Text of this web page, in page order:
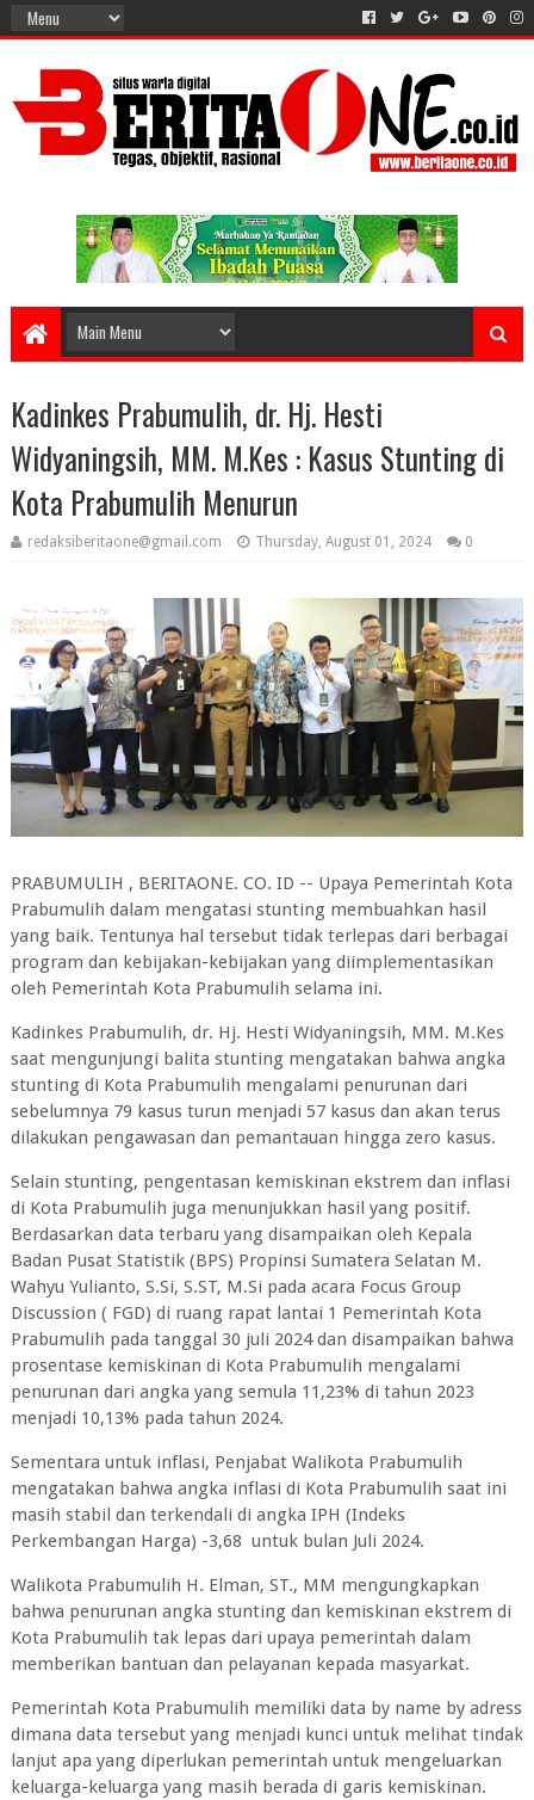
Kadinkes Prabumulih, dr. Hj. Hesti
Widyaningsih, MM. M.Kes : Kasus Stunting di
Kota Prabumulih Menurun
redaksiberitaone@gmail.com Thursday, August 01, 2024 0
PRABUMULIH , BERITAONE. CO. ID -- Upaya Pemerintah Kota
Prabumulih dalam mengatasi stunting membuahkan hasil
yang baik. Tentunya hal tersebut tidak terlepas dari berbagai
program dan kebijakan-kebijakan yang diimplementasikan
oleh Pemerintah Kota Prabumulih selama ini.
Kadinkes Prabumulih, dr. Hj. Hesti Widyaningsih, MM. M.Kes
saat mengunjungi balita stunting mengatakan bahwa angka
stunting di Kota Prabumulih mengalami penurunan dari
sebelumnya 79 kasus turun menjadi 57 kasus dan akan terus
dilakukan pengawasan dan pemantauan hingga zero kasus.
Selain stunting, pengentasan kemiskinan ekstrem dan inflasi
di Kota Prabumulih juga menunjukkan hasil yang positif.
Berdasarkan data terbaru yang disampaikan oleh Kepala
Badan Pusat Statistik (BPS) Propinsi Sumatera Selatan M.
Wahyu Yulianto, S.Si, S.ST, M.Si pada acara Focus Group
Discussion ( FGD) di ruang rapat lantai 1 Pemerintah Kota
Prabumulih pada tanggal 30 juli 2024 dan disampaikan bahwa
prosentase kemiskinan di Kota Prabumulih mengalami
penurunan dari angka yang semula 11,23% di tahun 2023
menjadi 10,13% pada tahun 2024.
Sementara untuk inflasi, Penjabat Walikota Prabumulih
mengatakan bahwa angka inflasi di Kota Prabumulih saat ini
masih stabil dan terkendali di angka IPH (Indeks
Perkembangan Harga) -3,68 untuk bulan Juli 2024.
Walikota Prabumulih H. Elman, ST., MM mengungkapkan
bahwa penurunan angka stunting dan kemiskinan ekstrem di
Kota Prabumulih tak lepas dari upaya pemerintah dalam
memberikan bantuan dan pelayanan kepada masyarkat.
Pemerintah Kota Prabumulih memiliki data by name by adress
dimana data tersebut yang menjadi kunci untuk melihat tindak
lanjut apa yang diperlukan pemerintah untuk mengeluarkan
keluarga-keluarga yang masih berada di garis kemiskinan.